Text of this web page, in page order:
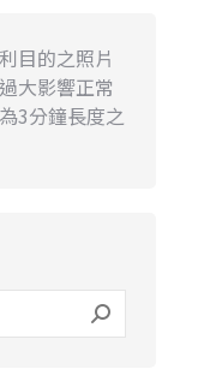
目的之照片
大影響正常
3分鐘長度之